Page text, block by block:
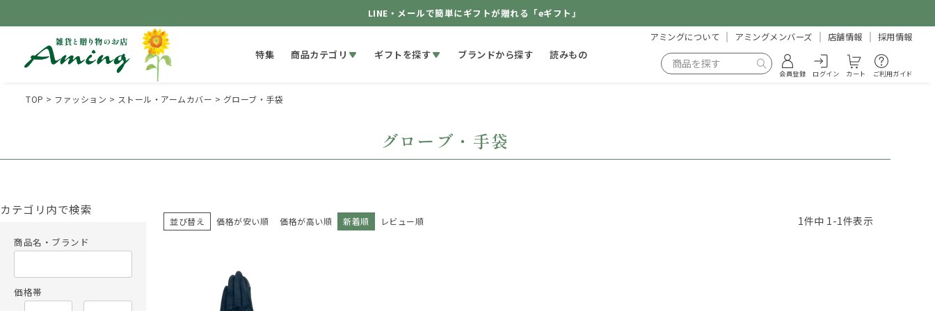
LINE・メールで簡単にギフトが贈れる「eギフト」
特集 商品カテゴリ ギフトを探す ブランドから探す 読みもの
アミングについて アミングメンバーズ 店舗情報 採用情報
会員登録 ログイン カート ご利用ガイド
TOP ファッション ストール・アームカバー グローブ・手袋
グローブ・手袋
カテゴリ内で検索
商品名・ブランド
価格帯
並び替え 価格が安い順 価格が高い順 新着順 レビュー順 1件中 1-1件表示